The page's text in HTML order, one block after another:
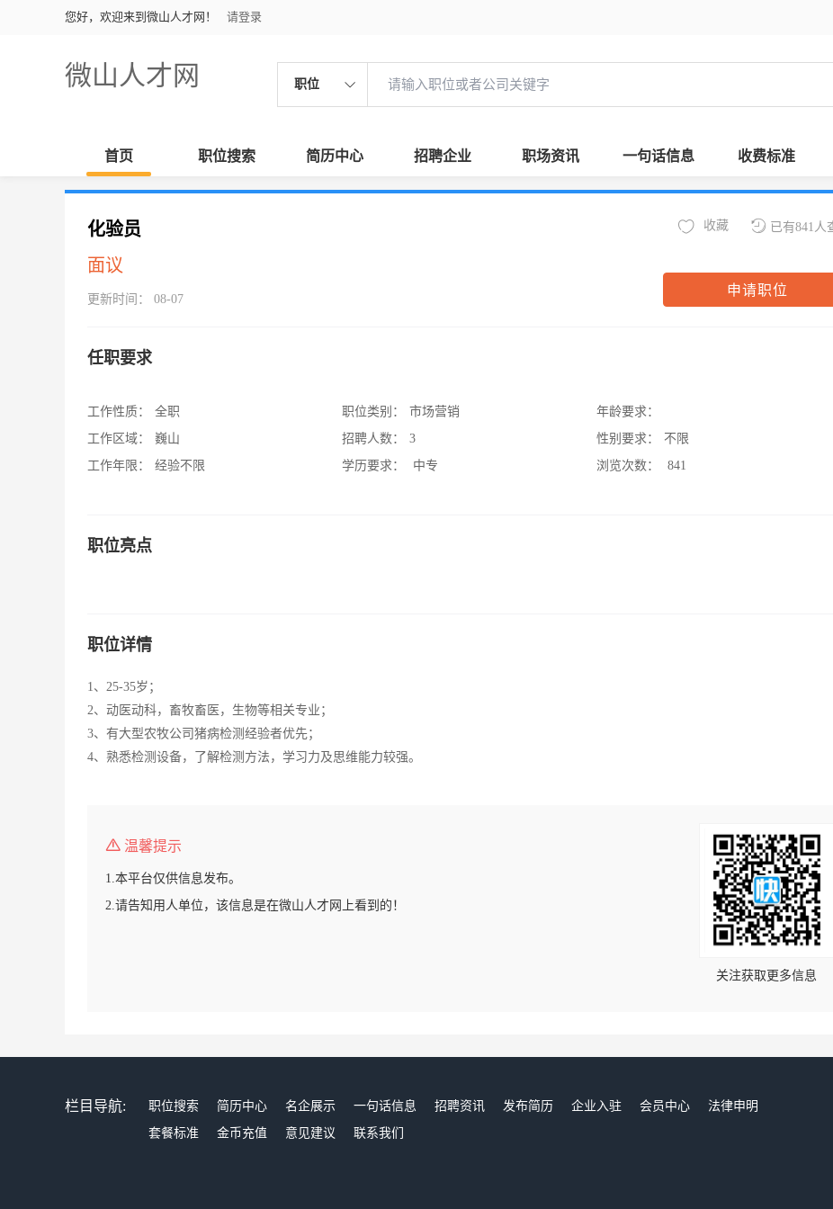
您好，欢迎来到微山人才网！ 请登录
微山人才网 职位
首页 职位搜索 简历中心 招聘企业 职场资讯 一句话信息 收费标准
化验员
面议
更新时间： 08-07
已有841人
收藏
申请职位
任职要求
工作性质：
全职
工作区域：
巍山
工作年限：
经验不限
职位类别：
市场营销
招聘人数：
3
学历要求：
中专
年龄要求：
性别要求：
不限
浏览次数：
841
职位亮点
职位详情
1、25-35岁；
2、动医动科，畜牧畜医，生物等相关专业；
3、有大型农牧公司猪病检测经验者优先；
4、熟悉检测设备，了解检测方法，学习力及思维能力较强。
温馨提示
1.本平台仅供信息发布。
2.请告知用人单位，该信息是在微山人才网上看到的！
关注获取更多信息
栏目导航: 职位搜索 简历中心 名企展示 一句话信息 招聘资讯 发布简历 企业入驻 会员中心
法律申明
套餐标准
金币充值 意见建议 联系我们